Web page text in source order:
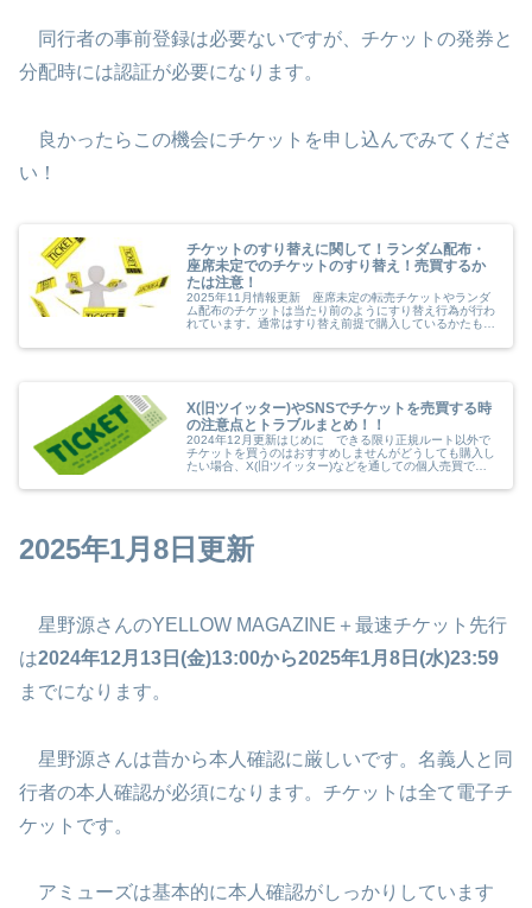
同行者の事前登録は必要ないですが、チケットの発券と
分配時には認証が必要になります。
良かったらこの機会にチケットを申し込んでみてくださ
い！
チケットのすり替えに関して！ランダム配布・
座席未定でのチケットのすり替え！売買するか
たは注意！
2025年11月情報更新 座席未定の転売チケットやランダ
ム配布のチケットは当たり前のようにすり替え行為が行わ
れています。通常はすり替え前提で購入しているかたも多
2次先行だったりなど悪質なす...
X(旧ツイッター)やSNSでチケットを売買する時
の注意点とトラブルまとめ！！
2024年12月更新はじめに できる限り正規ルート以外で
チケットを買うのはおすすめしませんがどうしても購入し
たい場合、X(旧ツイッター)などを通しての個人売買でチ
現在、特定興行入場券（特定...
2025年1月8日更新
星野源さんのYELLOW MAGAZINE＋最速チケット先行
は2024年12月13日(金)13:00から2025年1月8日(水)23:59
までになります。
星野源さんは昔から本人確認に厳しいです。名義人と同
行者の本人確認が必須になります。チケットは全て電子チ
ケットです。
アミューズは基本的に本人確認がしっかりしています